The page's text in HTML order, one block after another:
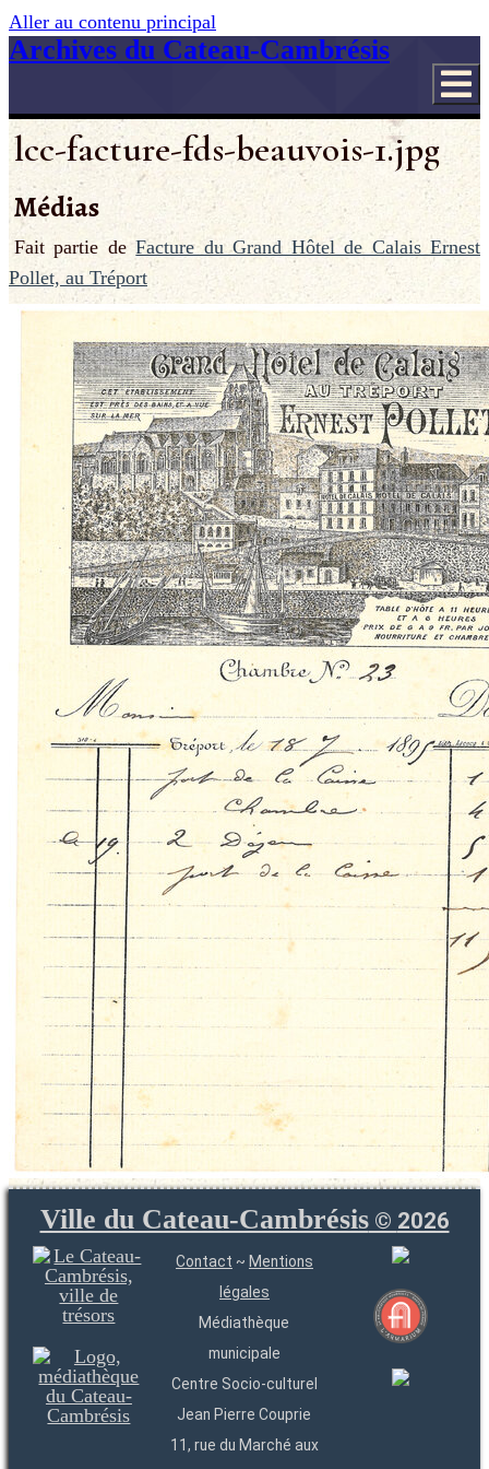
Aller au contenu principal
Archives du Cateau-Cambrésis
lcc-facture-fds-beauvois-1.jpg
Médias
Fait partie deFacture du Grand Hôtel de Calais Ernest
Pollet, au Tréport
Ville du Cateau-Cambrésis© 2026
Contact ~ Mentions
légales
Médiathèque
municipale
Centre Socio-culturel
Jean Pierre Couprie
11, rue du Marché aux